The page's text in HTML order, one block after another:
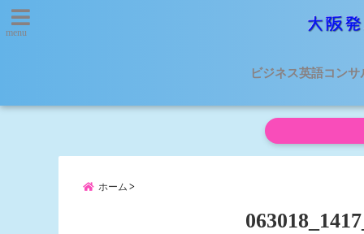
menu
ビジネス英語コンサ
ホーム